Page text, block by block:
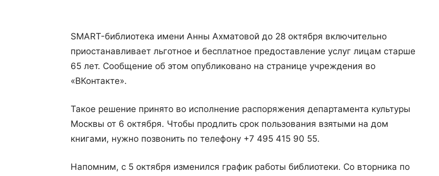
SMART-библиотека имени Анны Ахматовой до 28 октября включительно
приостанавливает льготное и бесплатное предоставление услуг лицам старше
65 лет. Сообщение об этом опубликовано на странице учреждения во
«ВКонтакте».
Такое решение принято во исполнение распоряжения департамента культуры
Москвы от 6 октября. Чтобы продлить срок пользования взятыми на дом
книгами, нужно позвонить по телефону +7 495 415 90 55.
Напомним, с 5 октября изменился график работы библиотеки. Со вторника по